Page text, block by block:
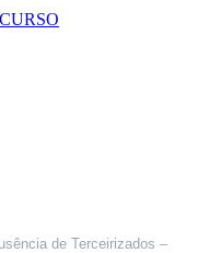
de Terceirizados –